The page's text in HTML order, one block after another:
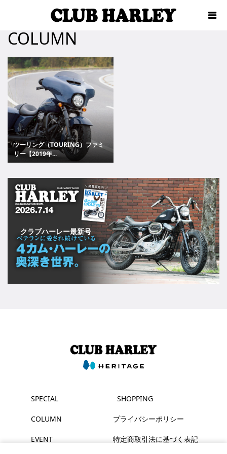
COLUMN
ツーリング（TOURING）ファミ
リー【2019年...
クラブハーレー最新号
SPECIAL
COLUMN
EVENT
SHOPPING
プライバシーポリシー
特定商取引法に基づく表記